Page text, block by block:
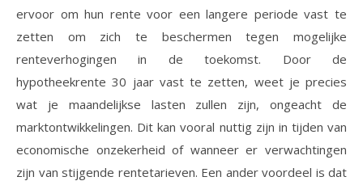
ervoor om hun rente voor een langere periode vast te
zetten om zich te beschermen tegen mogelijke
renteverhogingen in de toekomst. Door de
hypotheekrente 30 jaar vast te zetten, weet je precies
wat je maandelijkse lasten zullen zijn, ongeacht de
marktontwikkelingen. Dit kan vooral nuttig zijn in tijden van
economische onzekerheid of wanneer er verwachtingen
zijn van stijgende rentetarieven. Een ander voordeel is dat